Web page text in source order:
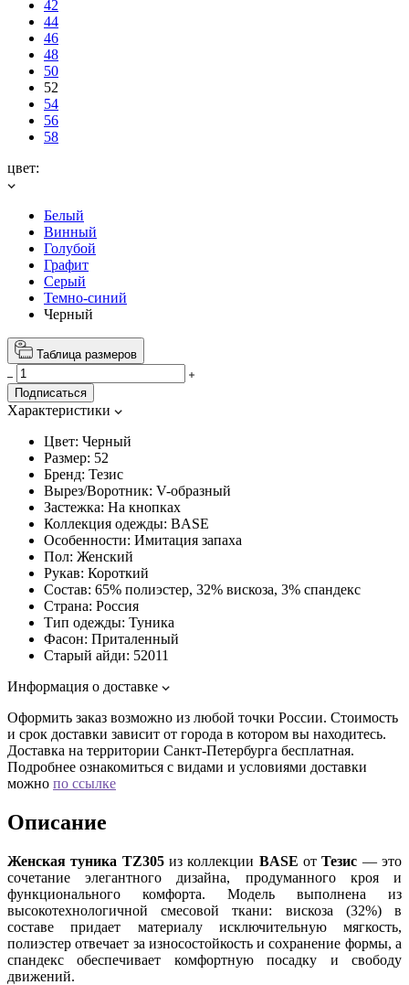
42
44
46
48
50
52
54
56
58
цвет:
Белый
Винный
Голубой
Графит
Серый
Темно-синий
Черный
Таблица размеров
Подписаться
Характеристики
Цвет: Черный
Размер: 52
Бренд: Тезис
Вырез/Воротник: V-образный
Застежка: На кнопках
Коллекция одежды: BASE
Особенности: Имитация запаха
Пол: Женский
Рукав: Короткий
Состав: 65% полиэстер, 32% вискоза, 3% спандекс
Страна: Россия
Тип одежды: Туника
Фасон: Приталенный
Старый айди: 52011
Информация о доставке
Оформить заказ возможно из любой точки России. Стоимость
и срок доставки зависит от города в котором вы находитесь.
Доставка на территории Санкт-Петербурга бесплатная.
Подробнее ознакомиться с видами и условиями доставки
можно по ссылке
Описание
Женская туника TZ305из коллекции BASE отТезис — это
сочетание элегантного дизайна, продуманного кроя и
функционального комфорта. Модель выполнена из
высокотехнологичной смесовой ткани: вискоза (32%) в
составе придает материалу исключительную мягкость,
полиэстер отвечает за износостойкость и сохранение формы, а
спандекс обеспечивает комфортную посадку и свободу
движений.